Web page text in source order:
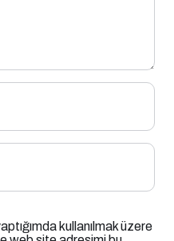
kullanılmak üzere